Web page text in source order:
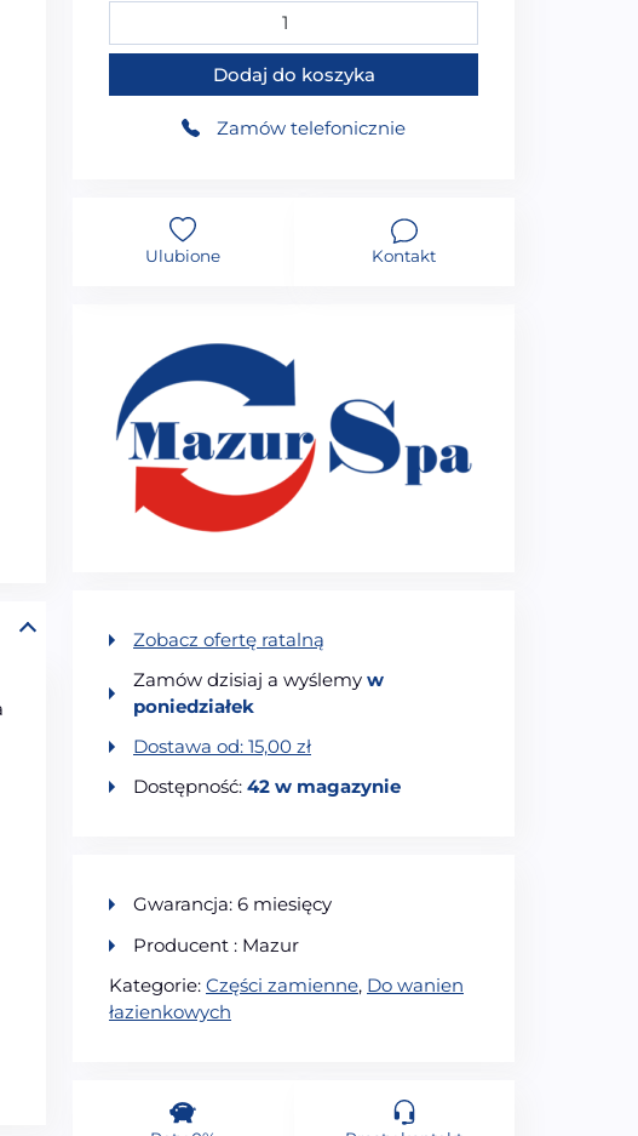
ilość ZAGŁÓWEK DO WANNY NA PRZYSSAWKI ZG-003
Dodaj do koszyka
Zamów telefonicznie
Ulubione Kontakt
Zobacz ofertę ratalną
Zamów dzisiaj a wyślemy w
poniedziałek
Dostawa od: 15,00 zł
Dostępność: 42 w magazynie
Gwarancja: 6 miesięcy
Producent : Mazur
Kategorie: Części zamienne, Do wanien
łazienkowych